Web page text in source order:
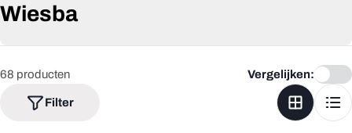
C
l
Wiesba
68 producten
Filter
Vergelijken: